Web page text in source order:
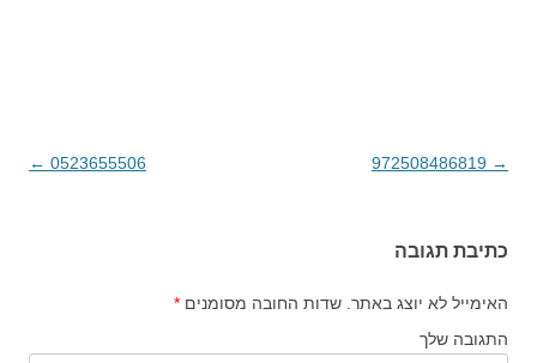
ניווט בפוסטים
→
0523655506
←
כתיבת תגובה
האימייל לא יוצג באתר. שדות החובה מסומנים *
התגובה שלך